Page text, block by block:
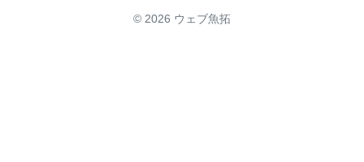
© 2026 ウェブ魚拓